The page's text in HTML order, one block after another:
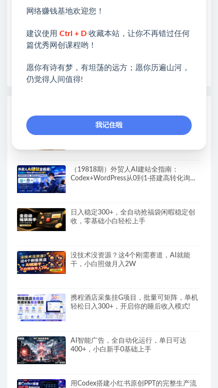
❤能助您：找项目 + 低成本创业 + 减少信息差 + 见识
❤本站为众多团队提供了重要价值，也为众多创业者
开启网络之门，广受好评！
早为您提供丰盛价值。祝您前程似锦！
AI一人内容公司30天实战训练营，让Codex
Agent自动参与内容创作持续做出更像你、
（19818期）外贸人AI建站全指南：
Codex+WordPress从0到1·搭建高转化询盘
日入稳定300+，全自动抢福袋闲暇稳定创
收，零基础小白轻松上手
没技术没资源？这4个刚需赛道，AI就能
干，小白照做月入2W
携程酒店采集挂G项目，批量可矩阵，单机
轻松日入300+，开启你的睡后收入模式!
AI智能广告，全自动化运行，单日可达
400+，小白新手0基础上手
用Codex搭建小红书原创PPT的完整生产流
网络赚钱基地欢迎您！
建议使用 Ctrl + D 收藏本站，让你不再错过任何
篇优秀网创课程哟！
愿你有诗有梦，有坦荡的远方；愿你历遍山河，
仍觉得人间值得!
我记住啦